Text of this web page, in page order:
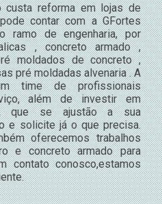
custa reforma em lojas de
contar com a GFortes
ramo de engenharia, por
, concreto armado ,
moldados de concreto ,
pré moldadas alvenaria . A
time de profissionais
além de investir em
que se ajustão a sua
e solicite já o que precisa.
oferecemos trabalhos
e concreto armado para
contato conosco,estamos